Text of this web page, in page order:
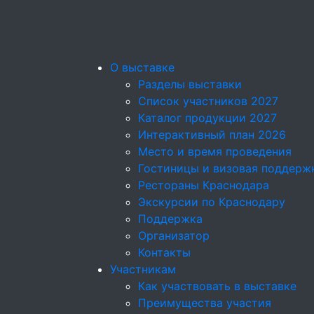
О выставке
Разделы выставки
Список участников 2027
Каталог продукции 2027
Интерактивный план 2026
Место и время проведения
Гостиницы и визовая
Рестораны Краснодара
Экскурсии по Краснодару
Поддержка
Организатор
Контакты
Участникам
Как участвовать в выставке
Преимущества участия